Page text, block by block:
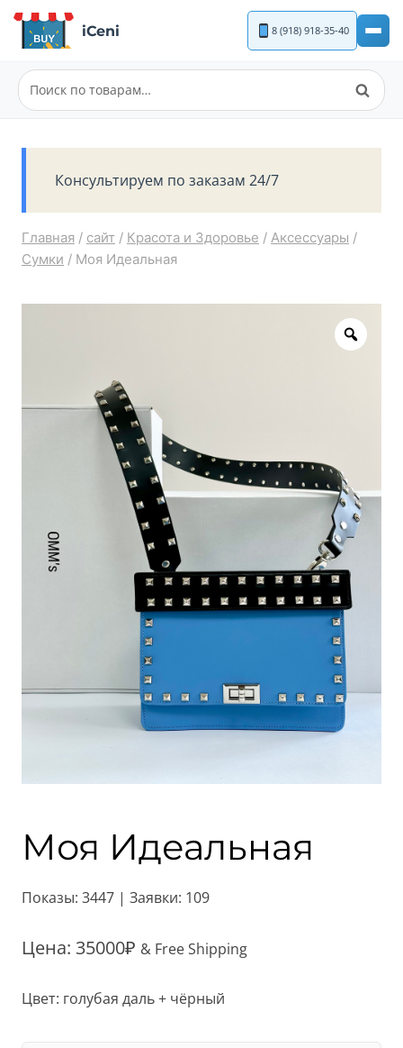
Перейти
содержимому
iCeni 8 (918) 918-35-40
Искать:
Поиск
Консультируем по заказам 24/7
Главная / сайт / Красота и Здоровье / Аксессуары /
Сумки / Моя Идеальная
Zoom
Моя Идеальная
Показы: 3447 | Заявки: 109
Цена: 35000₽ & Free Shipping
Цвет: голубая даль + чёрный